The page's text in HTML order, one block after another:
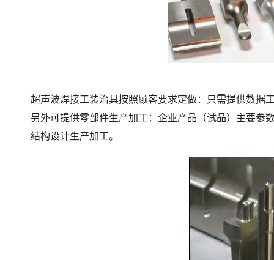
超声波焊接工装治具按照顾客要求定做：只需提供数据
另外可提供零部件生产加工：企业产品（试品）主要参
结构设计生产加工。